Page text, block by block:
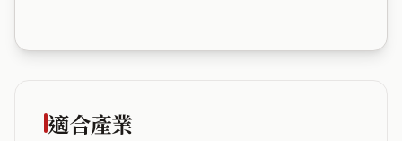
適合產業